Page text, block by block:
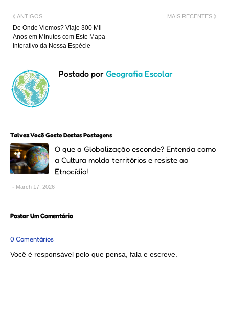
MAIS RECENTES
ANTIGOS
De Onde Viemos? Viaje 300 Mil
Anos em Minutos com Este Mapa
Interativo da Nossa Espécie
Postado por Geografia Escolar
Talvez Você Goste Destas Postagens
O que a Globalização esconde? Entenda como
a Cultura molda territórios e resiste ao
Etnocídio!
March 17, 2026
Postar Um Comentário
0 Comentários
Você é responsável pelo que pensa, fala e escreve.